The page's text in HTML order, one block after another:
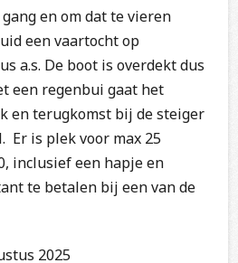
en om dat te vieren
een vaartocht op
a.s. De boot is overdekt dus
een regenbui gaat het
en terugkomst bij de steiger
Er is plek voor max 25
inclusief een hapje en
te betalen bij een van de
2025